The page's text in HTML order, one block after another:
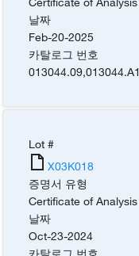
날짜
Feb-20-2025
카탈로그 번호
013044.09,013044.A1
Lot #
X03K018
증명서 유형
Certificate of Analysis
날짜
Oct-23-2024
카탈로그 번호